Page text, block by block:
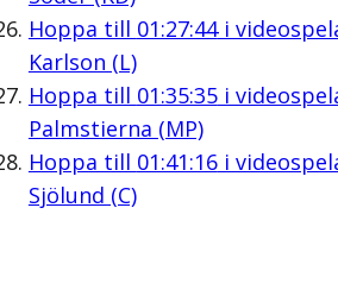
Hoppa till 01:27:44i
Karlson (L)
Hoppa till 01:35:35i
Palmstierna (MP)
Hoppa till 01:41:16i
Sjölund (C)